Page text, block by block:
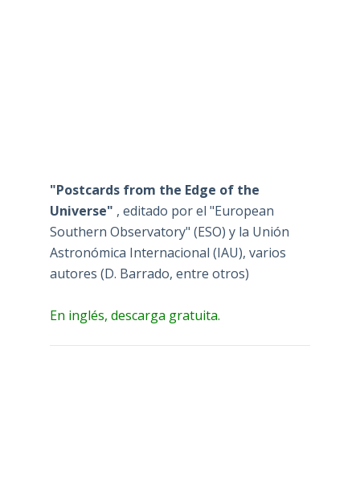
"Postcards from the Edge of the
Universe" , editado por el "European
Southern Observatory" (ESO) y la Unión
Astronómica Internacional (IAU), varios
autores (D. Barrado, entre otros)
En inglés, descarga gratuita.